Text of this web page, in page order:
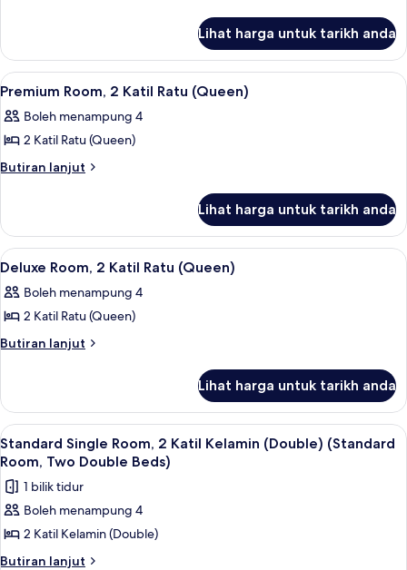
Raja
(King)
(Deluxe
Room,
King
Single
Room,
1
Raja
(King)
Room,
Lihat harga untuk tarikh anda
Lihat
semua
foto
untuk
Premium
Katil
Ratu
(Queen)
Meja, ruang kerja komputer riba,
3
Premium Room, 2 Katil Ratu (Queen)
Boleh menampung 4
2 Katil Ratu (Queen)
Butiran lanjut
Butiran
Room,
Katil
(Queen)
Lihat harga untuk tarikh anda
Lihat
semua
foto
untuk
Deluxe
Katil
Ratu
(Queen)
Deluxe Room, 2 Katil Ratu (Queen)
4
Deluxe Room, 2 Katil Ratu (Queen)
Boleh menampung 4
2 Katil Ratu (Queen)
Butiran lanjut
Butiran
Room,
Katil
Ratu
(Queen)
Lihat harga untuk tarikh anda
Lihat
semua
foto
untuk
Standard
Single
Room,
Meja, ruang kerja komputer riba,
7
Standard Single Room, 2 Katil Kelamin (Double) (Standard
Room, Two Double Beds)
1 bilik tidur
Boleh menampung 4
2 Katil Kelamin (Double)
Butiran lanjut
Butiran